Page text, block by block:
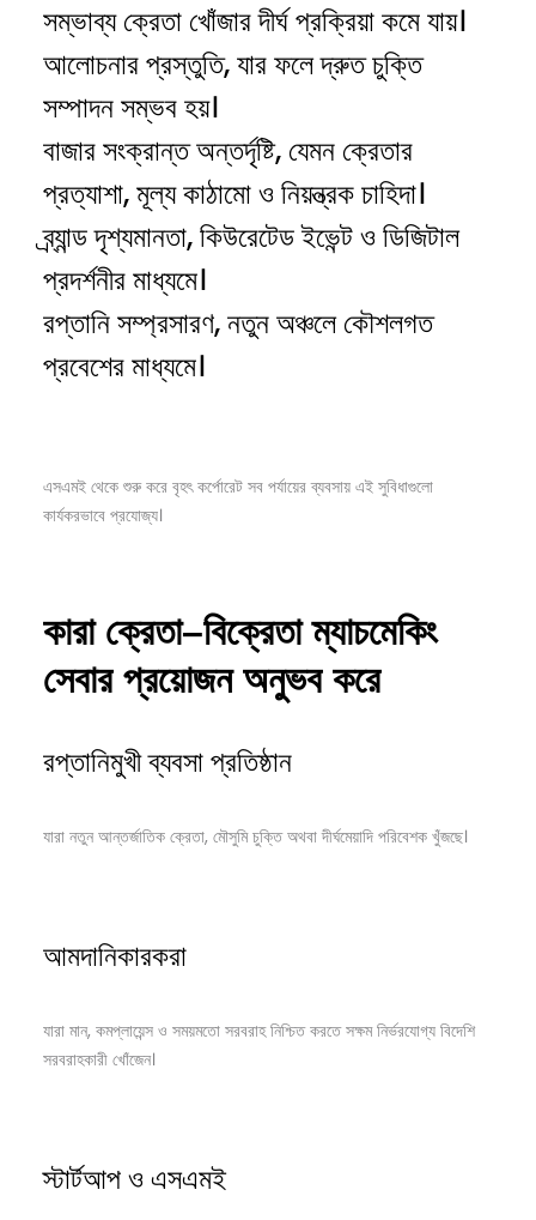
সম্ভাব্য ক্রেতা খোঁজার দীর্ঘ প্রক্রিয়া কমে যায়।
আলোচনার প্রস্তুতি, যার ফলে দ্রুত চুক্তি
সম্পাদন সম্ভব হয়।
বাজার সংক্রান্ত অন্তর্দৃষ্টি, যেমন ক্রেতার
প্রত্যাশা, মূল্য কাঠামো ও নিয়ন্ত্রক চাহিদা।
ব্র্যান্ড দৃশ্যমানতা, কিউরেটেড ইভেন্ট ও ডিজিটাল
প্রদর্শনীর মাধ্যমে।
রপ্তানি সম্প্রসারণ, নতুন অঞ্চলে কৌশলগত
প্রবেশের মাধ্যমে।
এসএমই থেকে শুরু করে বৃহৎ কর্পোরেট সব পর্যায়ের ব্যবসায় এই সুবিধাগুলো
কার্যকরভাবে প্রযোজ্য।
কারা ক্রেতা–বিক্রেতাম্যাচমেকিং
সেবার প্রয়োজনঅনুভব করে
রপ্তানিমুখী ব্যবসা প্রতিষ্ঠান
যারা নতুন আন্তর্জাতিক ক্রেতা, মৌসুমি চুক্তি অথবা দীর্ঘমেয়াদি পরিবেশক খুঁজছে।
আমদানিকারকরা
যারা মান, কমপ্লায়েন্স ও সময়মতো সরবরাহ নিশ্চিত করতে সক্ষম নির্ভরযোগ্য বিদেশি
সরবরাহকারী খোঁজেন।
স্টার্টআপ ও এসএমই